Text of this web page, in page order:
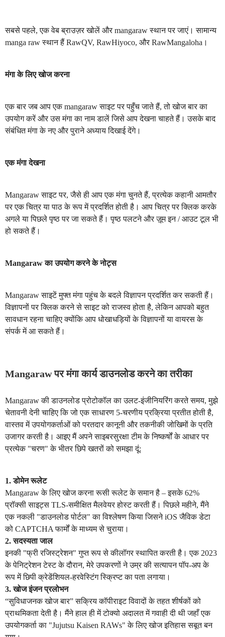
सबसे पहले, एक वेब ब्राउज़र खोलें और mangaraw स्थान पर जाएं। सामान्य
manga raw स्थान हैं RawQV, RawHiyoco, और RawMangaloha।
मंगा के लिए खोज करना
एक बार जब आप एक mangaraw साइट पर पहुँच जाते हैं, तो खोज बार का
उपयोग करें और उस मंगा का नाम डालें जिसे आप देखना चाहते हैं। उसके बाद
संबंधित मंगा के नए और पुराने अध्याय दिखाई देंगे।
एक मंगा देखना
Mangaraw साइट पर, जैसे ही आप एक मंगा चुनते हैं, प्रत्येक कहानी आमतौर
पर एक चित्र या पाठ के रूप में प्रदर्शित होती है। आप चित्र पर क्लिक करके
अगले या पिछले पृष्ठ पर जा सकते हैं। पृष्ठ पलटने और ज़ूम इन / आउट टूल भी
हो सकते हैं।
Mangaraw का उपयोग करने के नोट्स
Mangaraw साइटें मुफ्त मंगा पहुंच के बदले विज्ञापन प्रदर्शित कर सकती हैं।
विज्ञापनों पर क्लिक करने से साइट को राजस्व होता है, लेकिन आपको बहुत
सावधान रहना चाहिए क्योंकि आप धोखाधड़ियों के विज्ञापनों या वायरस के
संपर्क में आ सकते हैं।
Mangaraw पर मंगा कार्य डाउनलोड करने का तरीका
Mangaraw की डाउनलोड प्रोटोकॉल का उलट-इंजीनियरिंग करते समय, मुझे
चेतावनी देनी चाहिए कि जो एक साधारण 5-चरणीय प्रक्रिया प्रतीत होती है,
वास्तव में उपयोगकर्ताओं को परतदार कानूनी और तकनीकी जोखिमों के प्रति
उजागर करती है। आइए मैं अपने साइबरसुरक्षा टीम के निष्कर्षों के आधार पर
प्रत्येक "चरण" के भीतर छिपे खतरों को समझा दूं:
1. डोमेन रूलेट
Mangaraw के लिए खोज करना रूसी रूलेट के समान है – इसके 62%
प्रॉक्सी साइट्स TLS-समीक्षित मैलवेयर होस्ट करती हैं। पिछले महीने, मैंने
एक नकली "डाउनलोड पोर्टल" का विश्लेषण किया जिसने iOS जैविक डेटा
को CAPTCHA फार्मों के माध्यम से चुराया।
2. सदस्यता जाल
इनकी "फ्री रजिस्ट्रेशन" गुप्त रूप से कीलॉगर स्थापित करती है। एक 2023
के पेनिट्रेशन टेस्ट के दौरान, मेरे उपकरणों ने उम्र की सत्यापन पॉप-अप के
रूप में छिपी क्रेडेंशियल-हरवेस्टिंग स्क्रिप्ट का पता लगाया।
3. खोज इंजन प्रलोभन
“सुविधाजनक खोज बार” सक्रिय कॉपीराइट विवादों के तहत शीर्षकों को
प्राथमिकता देती है। मैंने हाल ही में टोक्यो अदालत में गवाही दी थी जहाँ एक
उपयोगकर्ता का "Jujutsu Kaisen RAWs" के लिए खोज इतिहास सबूत बन